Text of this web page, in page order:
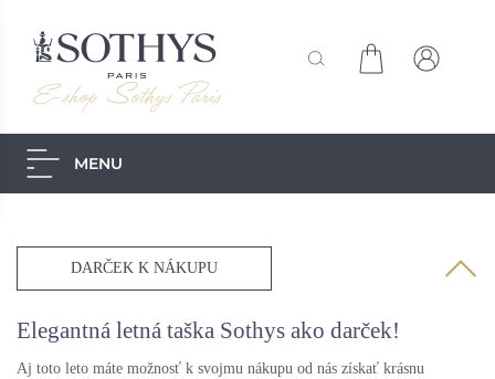
MENU
Akcie
Slnečná starostlivosť
Starostlivosť o tvár
Výpredaj -30%
DARČEK K NÁKUPU
Elegantná letná taška Sothys ako darček!
Aj toto leto máte možnosť k svojmu nákupu od nás získať krásnu